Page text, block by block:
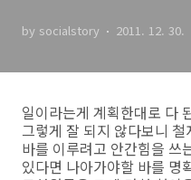
by socialstory 2011. 12. 30.
일이라는게 계획한대로 다
그렇게 잘 되지 않다보니
바를 이루려고 안간힘을 쓰
있다면 나아가야할 바를 명